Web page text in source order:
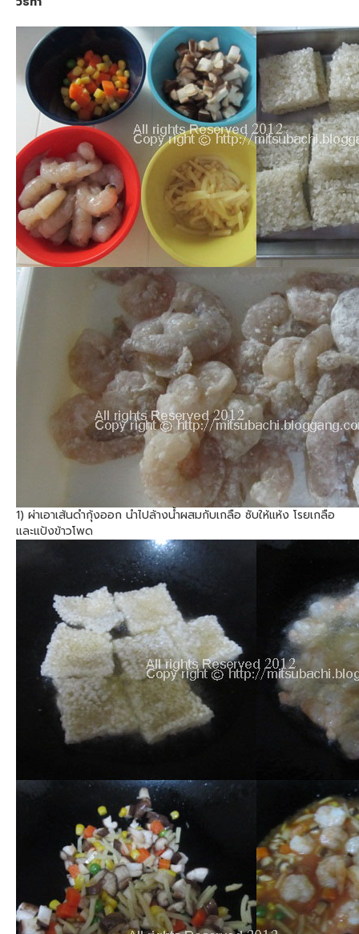
1) ผ่าเอาเส้นดำกุ้งออก นำไปล้างน้ำผสมกับเกลือ ซับให้แห้ง โรยเกลือ
และแป้งข้าวโพด